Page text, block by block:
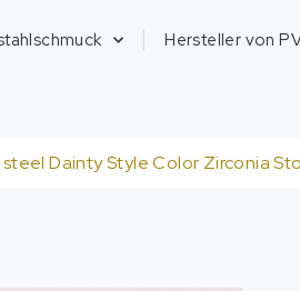
Hersteller von
steel Dainty Style Color Zirconia